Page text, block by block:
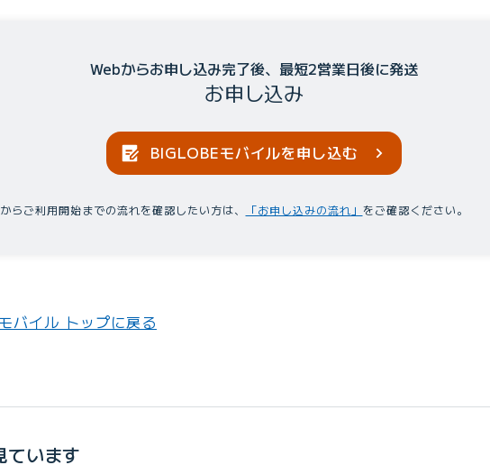
Webからお申し込み完了後、最短2営業日後に発送
お申し込み
BIGLOBEモバイルを申し込む
らご利用開始までの流れを確認したい方は、 「お申し込みの流れ」 をご確認ください。
バイル トップに戻る
ています